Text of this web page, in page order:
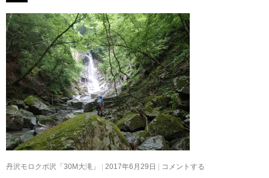
丹沢モロクボ沢「30M大滝」 2017年6月29日 コメントする